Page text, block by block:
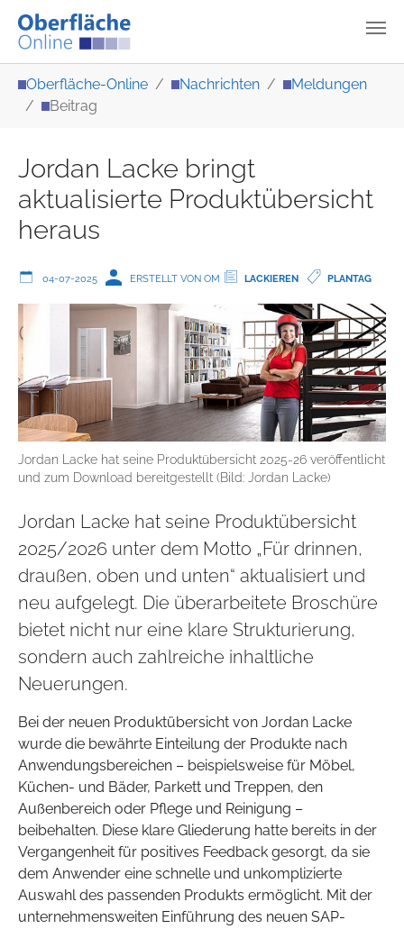
Oberfläche-Online Nachrichten
Meldungen
Beitrag
Jordan Lacke bringt
aktualisierte Produktübersicht
heraus
04-07-2025 ERSTELLT VON OM LACKIEREN PLANTAG
Jordan Lacke hat seine Produktübersicht 2025-26 veröffentlicht
und zum Download bereitgestellt (Bild: Jordan Lacke)
Jordan Lacke hat seine Produktübersicht
2025/2026 unter dem Motto „Für drinnen,
draußen, oben und unten“ aktualisiert und
neu aufgelegt. Die überarbeitete Broschüre
bietet nicht nur eine klare Strukturierung,
sondern auch zahlreiche inhaltliche
Neuerungen.
Bei der neuen Produktübersicht von Jordan Lacke
wurde die bewährte Einteilung der Produkte nach
Anwendungsbereichen – beispielsweise für Möbel,
Küchen- und Bäder, Parkett und Treppen, den
Außenbereich oder Pflege und Reinigung –
beibehalten. Diese klare Gliederung hatte bereits in der
Vergangenheit für positives Feedback gesorgt, da sie
dem Anwender eine schnelle und unkomplizierte
Auswahl des passenden Produkts ermöglicht. Mit der
unternehmensweiten Einführung des neuen SAP-